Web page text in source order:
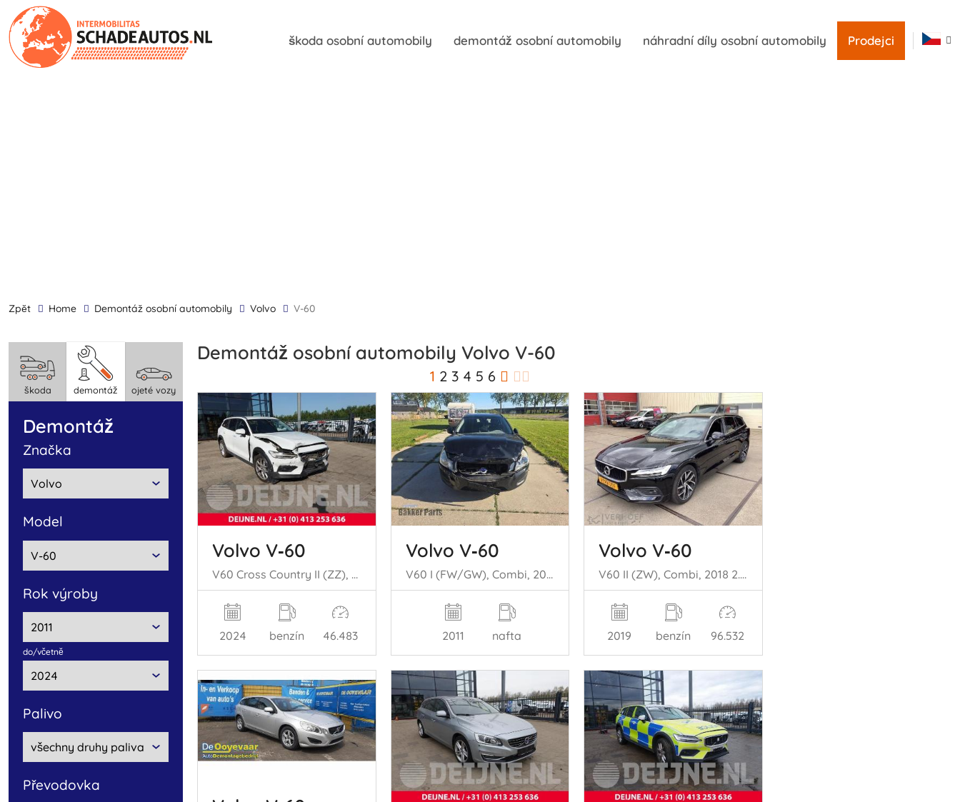
škoda osobní automobily demontáž osobní automobily náhradní díly osobní automobily Prodejci
zpĕt Home demontáž osobní automobily Volvo V-60
škoda demontáž ojeté vozy
demontáž
značka
model
rok výroby
do/včetnĕ
palivo
převodovka
demontáž osobní automobily Volvo V-60
1 2 3 4 5 6
Volvo V‑60
V60 Cross Country II (ZZ), Combi, 2018 2.0 B5 16V Mild Hybrid Geartronic AWD
2024 benzín 46.483
Volvo V‑60
V60 I (FW/GW), Combi, 2010 / 2018 1.6 DRIVe
2011 nafta
Volvo V‑60
V60 II (ZW), Combi, 2018 2.0 T5 16V
2019 benzín 96.532